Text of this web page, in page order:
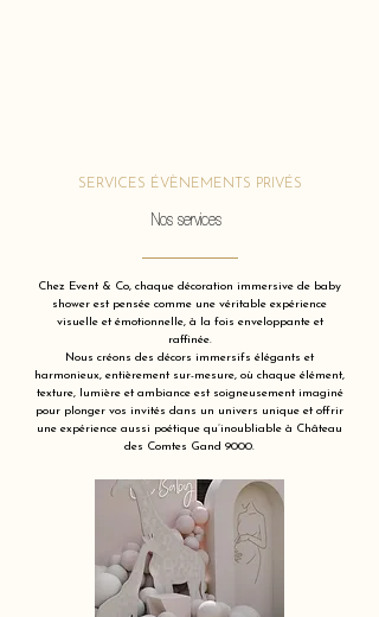
SERVICES ÉVÈNEMENTS PRIVÉS
Nos services
Chez Event & Co, chaque décoration immersive de baby
shower est pensée comme une véritable expérience
visuelle et émotionnelle, à la fois enveloppante et
raffinée.
Nous créons des décors immersifs élégants et
harmonieux, entièrement sur-mesure, où chaque élément,
texture, lumière et ambiance est soigneusement imaginé
pour plonger vos invités dans un univers unique et offrir
une expérience aussi poétique qu’inoubliable à Château
des Comtes Gand 9000.